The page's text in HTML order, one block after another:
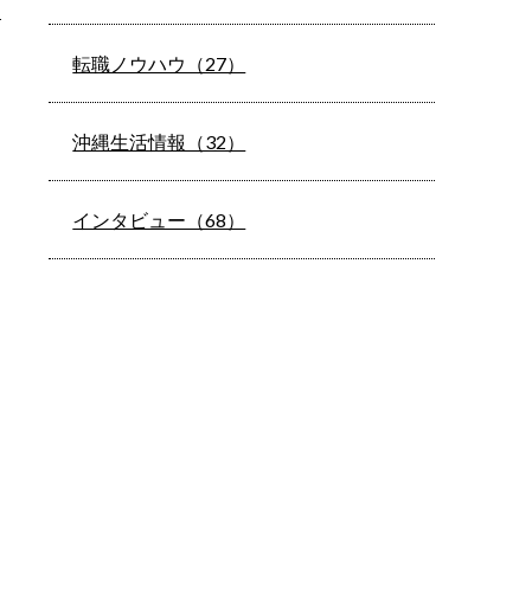
転職ノウハウ（27）
沖縄生活情報（32）
インタビュー（68）